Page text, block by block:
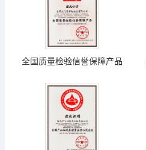
全国质量检验信誉保障产品